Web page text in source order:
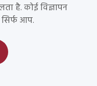
है. कोई विज्ञापन
सिर्फ आप.